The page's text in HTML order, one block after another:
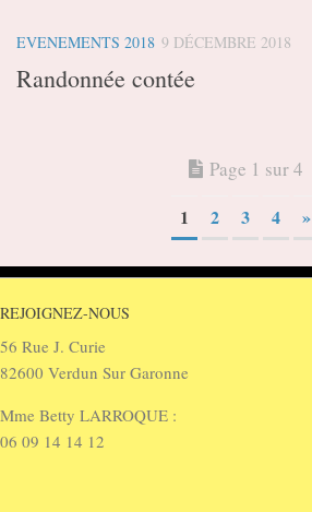
EVENEMENTS 2018 9 DÉCEMBRE 2018
Randonnée contée
Page 1 sur 4
1
2 3 4 »
REJOIGNEZ-NOUS
56 Rue J. Curie
82600 Verdun Sur Garonne
Mme Betty LARROQUE :
06 09 14 14 12